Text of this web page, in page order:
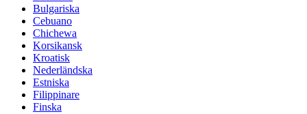
Bulgariska
Cebuano
Chichewa
Korsikansk
Kroatisk
Nederländska
Estniska
Filippinare
Finska